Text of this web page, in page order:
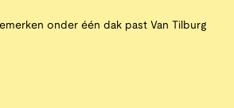
onder één dak past Van Tilburg